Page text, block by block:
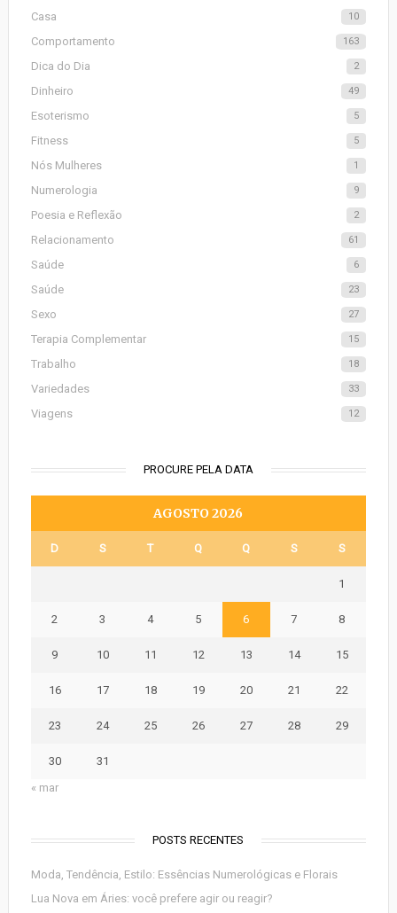
Casa 10
Comportamento 163
Dica do Dia 2
Dinheiro 49
Esoterismo 5
Fitness 5
Nós Mulheres 1
Numerologia 9
Poesia e Reflexão 2
Relacionamento 61
Saúde 6
Saúde 23
Sexo 27
Terapia Complementar 15
Trabalho 18
Variedades 33
Viagens 12
PROCURE PELA DATA
AGOSTO 2026
D S T Q Q S S
1
2 3 4 5 6 7 8
9 10 11 12 13 14 15
16 17 18 19 20 21 22
23 24 25 26 27 28 29
30
31
« mar
POSTS RECENTES
Moda, Tendência, Estilo: Essências Numerológicas e Florais
Lua Nova em Áries: você prefere agir ou reagir?